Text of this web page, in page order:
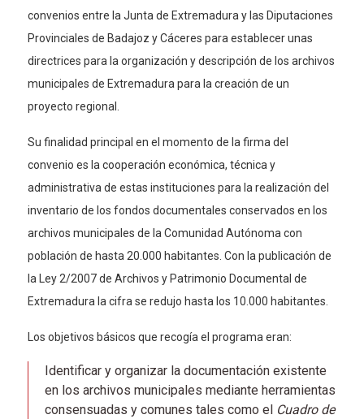
convenios entre la Junta de Extremadura y las Diputaciones
Provinciales de Badajoz y Cáceres para establecer unas
directrices para la organización y descripción de los archivos
municipales de Extremadura para la creación de un
proyecto regional.
Su finalidad principal en el momento de la firma del
convenio es la cooperación económica, técnica y
administrativa de estas instituciones para la realización del
inventario de los fondos documentales conservados en los
archivos municipales de la Comunidad Autónoma con
población de hasta 20.000 habitantes. Con la publicación de
la Ley 2/2007 de Archivos y Patrimonio Documental de
Extremadura la cifra se redujo hasta los 10.000 habitantes.
Los objetivos básicos que recogía el programa eran:
Identificar y organizar la documentación existente
en los archivos municipales mediante herramientas
consensuadas y comunes tales como el Cuadro de